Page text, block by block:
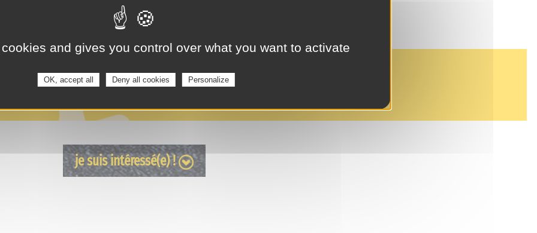
je suis intéressé(e) !
and gives you control over what you want to activate
OK, accept all Deny all cookies Personalize